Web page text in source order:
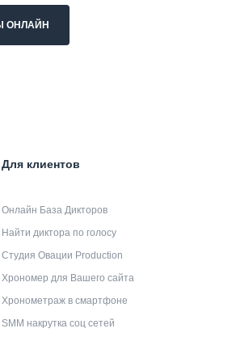
ОНЛАЙН
Для клиентов
Онлайн База Дикторов
Найти диктора по голосу
Студия Овации Production
Хрономер для Вашего сайта
Хронометраж в смартфоне
SMM накрутка соц сетей